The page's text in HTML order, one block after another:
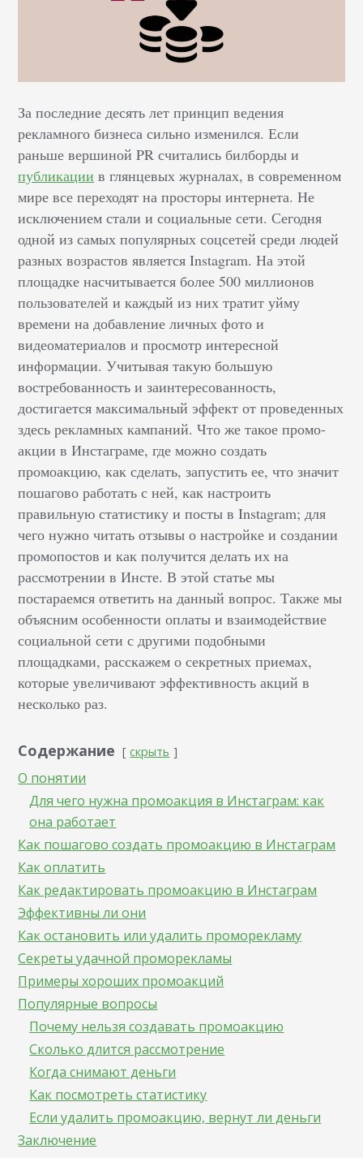
За последние десять лет принцип ведения
рекламного бизнеса сильно изменился. Если
раньше вершиной PR считались билборды и
публикации в глянцевых журналах, в современном
мире все переходят на просторы интернета. Не
исключением стали и социальные сети. Сегодня
одной из самых популярных соцсетей среди людей
разных возрастов является Instagram. На этой
площадке насчитывается более 500 миллионов
пользователей и каждый из них тратит уйму
времени на добавление личных фото и
видеоматериалов и просмотр интересной
информации. Учитывая такую большую
востребованность и заинтересованность,
достигается максимальный эффект от проведенных
здесь рекламных кампаний.Что же такое промо-
акции в Инстаграме, где можно создать
промоакцию, как сделать, запустить ее, что значит
пошагово работать с ней, как настроить
правильную статистику и посты в Instagram; для
чего нужно читать отзывы о настройке и создании
промопостов и как получится делать их на
рассмотрении в Инсте. В этой статье мы
постараемся ответить на данный вопрос. Также мы
объясним особенности оплаты и взаимодействие
социальной сети с другими подобными
площадками, расскажем о секретных приемах,
которые увеличивают эффективность акций в
несколько раз.
Содержание скрыть
О понятии
Для чего нужна промоакция в Инстаграм: как
она работает
Как пошагово создать промоакцию в Инстаграм
Как оплатить
Как редактировать промоакцию в Инстаграм
Эффективны ли они
Как остановить или удалить проморекламу
Секреты удачной проморекламы
Примеры хороших промоакций
Популярные вопросы
Почему нельзя создавать промоакцию
Сколько длится рассмотрение
Когда снимают деньги
Как посмотреть статистику
Если удалить промоакцию, вернут ли деньги
Заключение